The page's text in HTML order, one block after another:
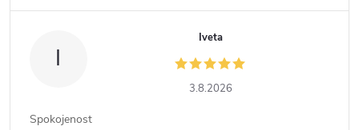
I
Iveta
3.8.2026
Spokojenost